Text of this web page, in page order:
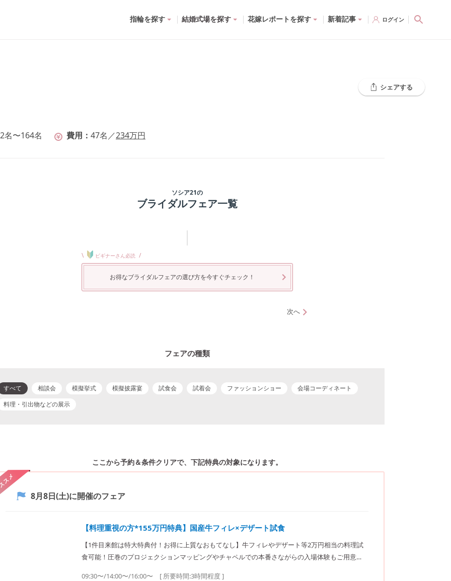
指輪を探す 結婚式場を探す 花嫁レポートを探す 新着記事 ログイン
2名〜164名 費用 47名 ／234万円
シェアする
ソシア21の
ブライダルフェア一覧
\ ビギナーさん必読 /
お得なブライダルフェアの選び方を今すぐチェック！
次へ
フェアの種類
すべて 相談会 模擬挙式 模擬披露宴 試食会 試着会 ファッションショー
会場コーディネート
料理・引出物などの展示
ここから予約＆条件クリアで、 下記特典の対象になります。
メ
8月8日(土)に開催のフェア
【料理重視の方*155万円特典】国産牛フィレ×デザート試食
【1件目来館は特大特典付！お得に上質なおもてなし】牛フィレやデザート等2万円相当の料理試
食可能！圧巻のプロジェクションマッピングやチャペルでの本番さながらの入場体験もご用意！
09:30〜/14:00〜/16:00〜 [ 所要時間:3時間程度]